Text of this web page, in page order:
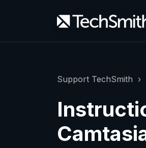
Support TechSmith